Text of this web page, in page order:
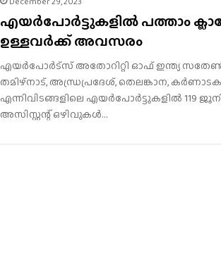
എയർപോർട്ടുകളിൽ പത്താം
ഉള്ളവർക്ക് അവസരം
എയർപോർട്സ് അതോറിറ്റി ഓഫ് ഇന്ത്യ സതേൺ
തമിഴ്നാട്, അന്ധ്രപ്രദേശ്, തെലങ്കാന,
എന്നിവിടങ്ങളിലെ എയർപോർട്ടുകളിൽ 119
അസിസ്റ്റന്റ് ഒഴിവുകൾ…